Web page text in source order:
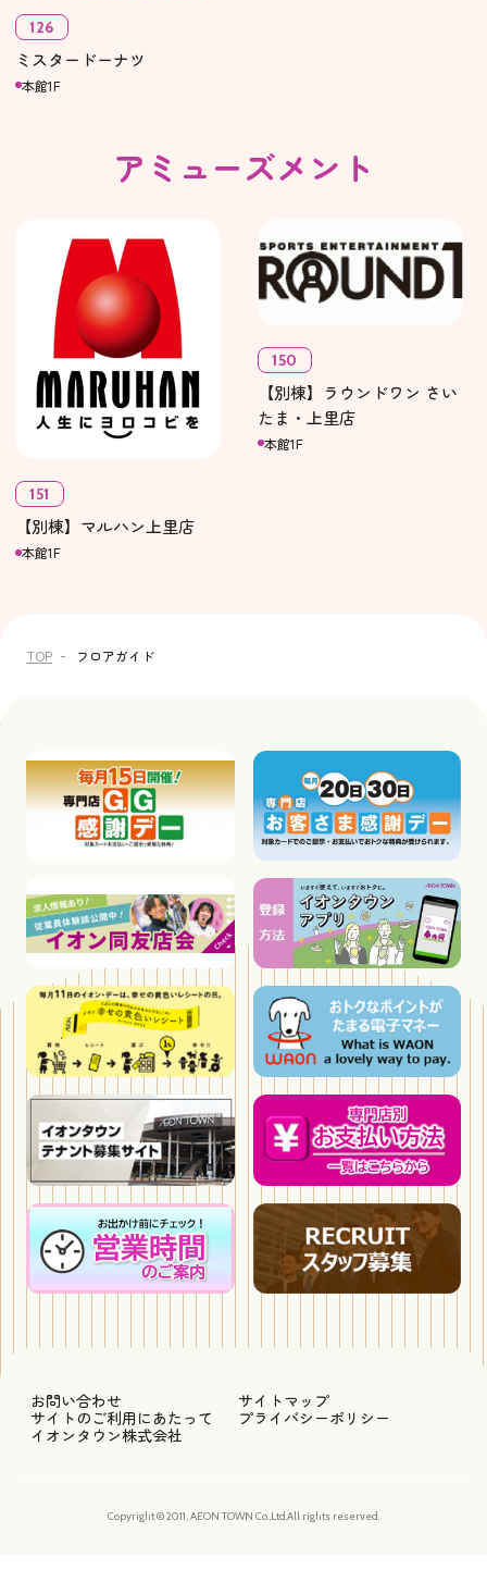
126
ミスタードーナツ
本館1F
アミューズメント
151
【別棟】マルハン上里店
本館1F
150
【別棟】ラウンドワン さい
たま・上里店
本館1F
TOP フロアガイド
お問い合わせ
サイトマップ
サイトのご利用にあたって
プライバシーポリシー
イオンタウン株式会社
Copyright © 2011, AEON TOWN Co.,Ltd.All rights reserved.